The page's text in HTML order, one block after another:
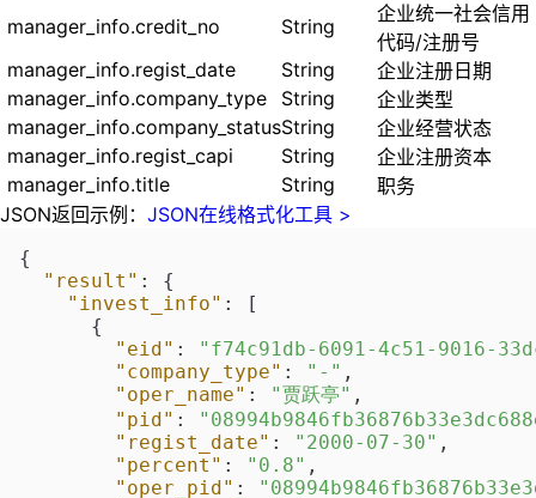
manager_info.credit_no
String
企业统一社会信用
代码/注册号
manager_info.regist_date
String
企业注册日期
manager_info.company_type
String
企业类型
manager_info.company_statusString
企业经营状态
manager_info.regist_capi
String
企业注册资本
manager_info.title
String
职务
JSON返回示例： JSON在线格式化工具 >
{
"result" :
{
"invest_info" :
[
{
"eid" :
"f74c91db-6091-4c51-9016-
"company_type" : "-" ,
"oper_name" : "贾跃亭" ,
"pid" :
"regist_date" : "2000-07-30" ,
"percent" : "0.8" ,
"oper_pid" :